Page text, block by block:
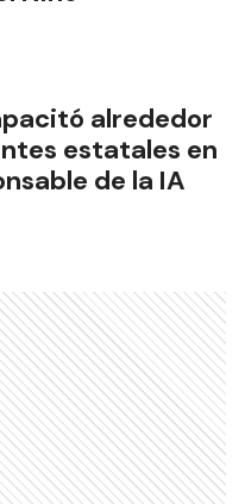
alrededor
estatales en
de la IA